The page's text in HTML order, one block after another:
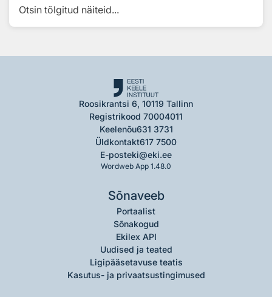
Otsin tõlgitud näiteid...
Roosikrantsi 6, 10119 Tallinn
Registrikood 70004011
Keelenõu631 3731
Üldkontakt617 7500
E-posteki@eki.ee
Wordweb App 1.48.0
Sõnaveeb
Portaalist
Sõnakogud
Ekilex API
Uudised ja teated
Ligipääsetavuse teatis
Kasutus- ja privaatsustingimused